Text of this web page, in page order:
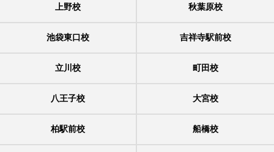
上野校 秋葉原校
池袋東口校 吉祥寺駅前校
立川校 町田校
八王子校 大宮校
柏駅前校 船橋校